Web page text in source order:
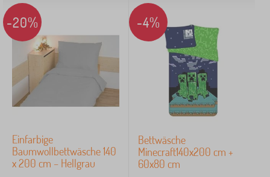
-20%
Einfarbige
Baumwollbettwäsche 140
x 200 cm – Hellgrau
-4%
Bettwäsche
Minecraft140x200 cm +
60x80 cm